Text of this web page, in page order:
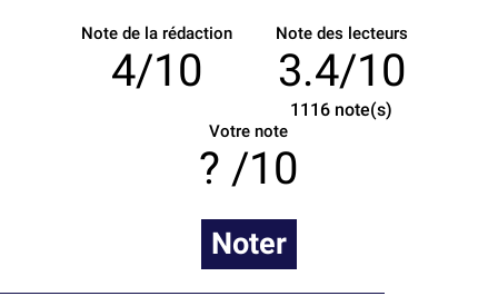
Note de la rédaction
4/10
Note des lecteurs
3.4/10
1116 note(s)
Votre note
/10
Noter